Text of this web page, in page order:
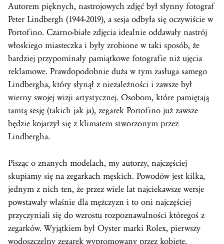
Autorem pięknych, nastrojowych zdjęć był słynny fotograf
Peter Lindbergh (1944-2019), a sesja odbyła się oczywiście w
Portofino. Czarno-białe zdjęcia idealnie oddawały nastrój
włoskiego miasteczka i były zrobione w taki sposób, że
bardziej przypominały pamiątkowe fotografie niż ujęcia
reklamowe. Prawdopodobnie duża w tym zasługa samego
Lindbergha, który słynął z niezależności i zawsze był
wierny swojej wizji artystycznej. Osobom, które pamiętają
tamtą sesję (takich jak ja), zegarek Portofino już zawsze
będzie kojarzył się z klimatem stworzonym przez
Lindbergha.
Pisząc o znanych modelach, my autorzy, najczęściej
skupiamy się na zegarkach męskich. Powodów jest kilka,
jednym z nich ten, że przez wiele lat najciekawsze wersje
powstawały właśnie dla mężczyzn i to oni najczęściej
przyczyniali się do wzrostu rozpoznawalności któregoś z
zegarków. Wyjątkiem był Oyster marki Rolex, pierwszy
wodoszczelny zegarek wypromowany przez kobietę.